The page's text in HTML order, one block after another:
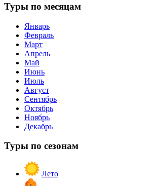
Туры по месяцам
Январь
Февраль
Март
Апрель
Май
Июнь
Июль
Август
Сентябрь
Октябрь
Ноябрь
Декабрь
Туры по сезонам
Лето